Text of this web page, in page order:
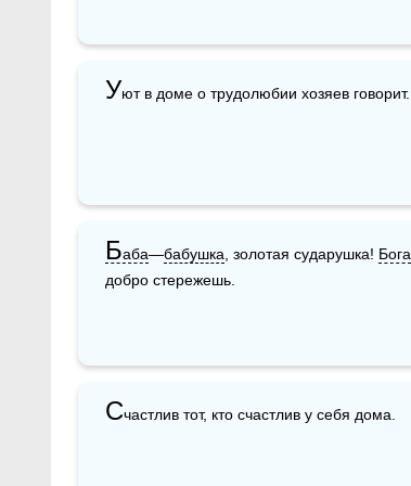
Уют в доме о трудолюбии хозяев говорит.
Баба—бабушка , золотая сударушка! Бога
добро стережешь.
Счастлив тот, кто счастлив у себя дома.